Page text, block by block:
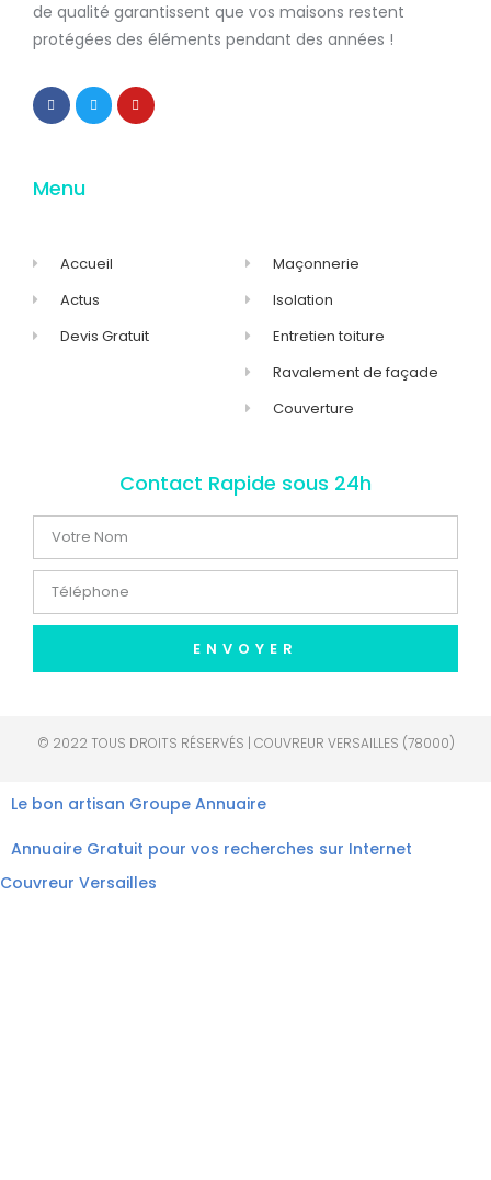
de qualité garantissent que vos maisons restent
protégées des éléments pendant des années !
Menu
Accueil
Actus
Devis Gratuit
Maçonnerie
Isolation
Entretien toiture
Ravalement de façade
Couverture
Contact Rapide sous 24h
ENVOYER
© 2022 TOUS DROITS RÉSERVÉS | COUVREUR VERSAILLES (78000)
Le bon artisan Groupe Annuaire
Annuaire Gratuit pour vos recherches sur Internet
Couvreur Versailles